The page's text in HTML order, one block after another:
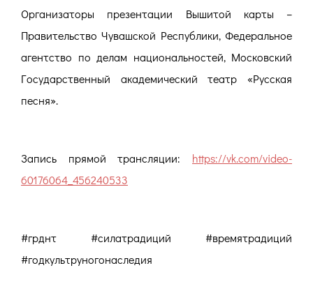
Организаторы презентации Вышитой карты –
Правительство Чувашской Республики, Федеральное
агентство по делам национальностей, Московский
Государственный академический театр «Русская
песня».
Запись прямой трансляции: https://vk.com/video-
60176064_456240533
#грднт #силатрадиций #времятрадиций
#годкультруногонаследия